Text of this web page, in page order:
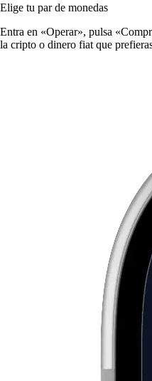
Elige tu par de monedas
Entra en «Operar», pulsa
la cripto o dinero fiat que